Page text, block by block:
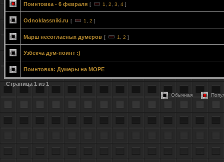
Поинтовка - 6 февраля [ 1 2 3 4 ]
Odnoklassniki.ru [ 1 2 ]
Марш несогласных думеров [ 1 2 ]
Узбекча дум-поинт :)
Поинтовка: Думеры на МОРЕ
Страница 1 из 1
Обычная